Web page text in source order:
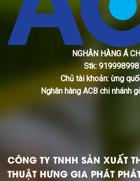
NGHÂN HÀNG Á
Stk: 919998998
Chủ tài khoản: ừng
Nghân hàng ACB chi nhánh
CÔNG TY TNHH SẢN XUẤT
THUẬT HƯNG GIA PHÁT